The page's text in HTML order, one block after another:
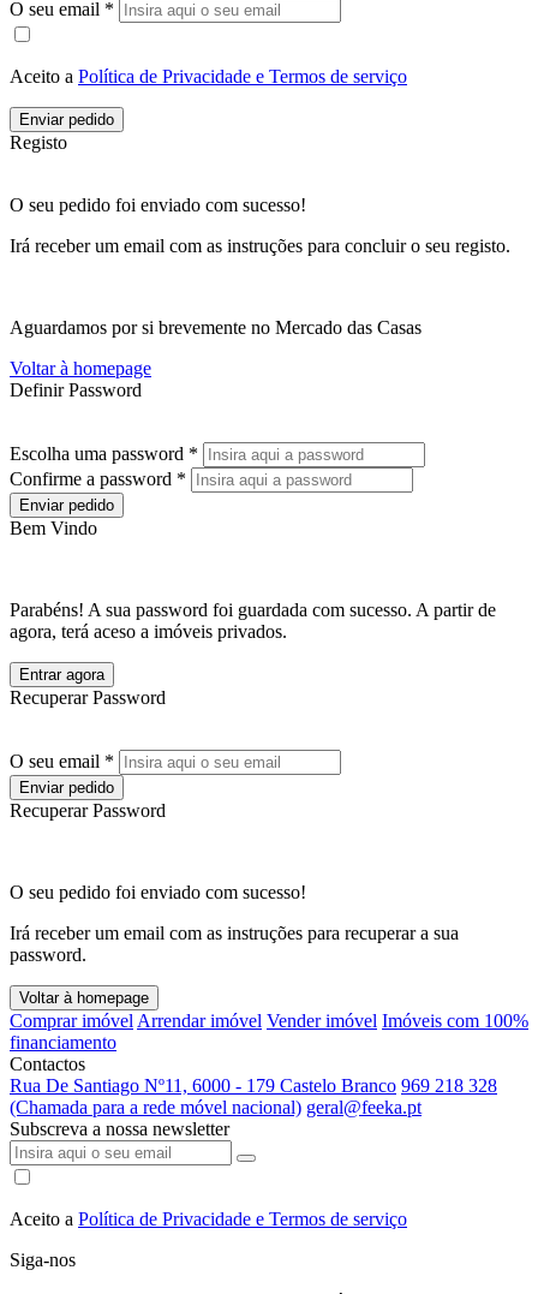
O seu email *
Aceito a Política de Privacidade e Termos de serviço
Enviar pedido
Registo
O seu pedido foi enviado com sucesso!
Irá receber um email com as instruções para concluir o seu registo.
Aguardamos por si brevemente no Mercado das Casas
Voltar à homepage
Definir Password
Escolha uma password *
Confirme a password *
Enviar pedido
Bem Vindo
Parabéns! A sua password foi guardada com sucesso. A partir de
agora, terá aceso a imóveis privados.
Entrar agora
Recuperar Password
O seu email *
Enviar pedido
Recuperar Password
O seu pedido foi enviado com sucesso!
Irá receber um email com as instruções para recuperar a sua
password.
Voltar à homepage
Comprar imóvel Arrendar imóvel Vender imóvel Imóveis com 100%
financiamento
Contactos
Rua De Santiago Nº11, 6000 - 179 Castelo Branco 969 218 328
(Chamada para a rede móvel nacional) geral@feeka.pt
Subscreva a nossa newsletter
Aceito a Política de Privacidade e Termos de serviço
Siga-nos